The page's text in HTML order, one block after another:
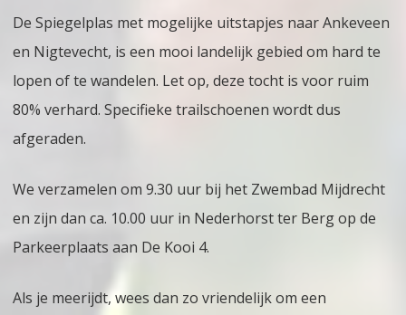
De Spiegelplas met mogelijke uitstapjes naar Ankeveen
en Nigtevecht, is een mooi landelijk gebied om hard te
lopen of te wandelen. Let op, deze tocht is voor ruim
80% verhard. Specifieke trailschoenen wordt dus
afgeraden.
We verzamelen om 9.30 uur bij het Zwembad Mijdrecht
en zijn dan ca. 10.00 uur in Nederhorst ter Berg op de
Parkeerplaats aan De Kooi 4.
Als je meerijdt, wees dan zo vriendelijk om een